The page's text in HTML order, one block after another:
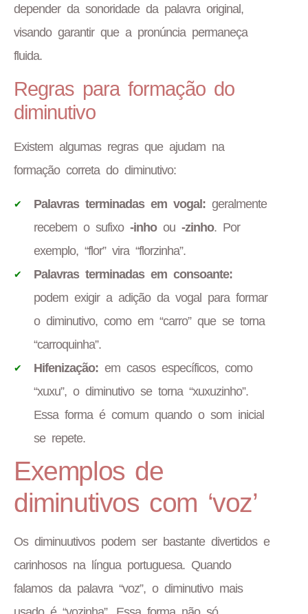
depender da sonoridade da palavra original,
visando garantir que a pronúncia permaneça
fluida.
Regras para formação do
diminutivo
Existem algumas regras que ajudam na
formação correta do diminutivo:
Palavras terminadas em vogal:geralmente
recebem o sufixo -inhoou -zinho. Por
exemplo, “flor” vira “florzinha”.
Palavras terminadas em consoante:
podem exigir a adição da vogal para formar
o diminutivo, como em “carro” que se torna
“carroquinha”.
Hifenização:em casos específicos, como
“xuxu”, o diminutivo se torna “xuxuzinho”.
Essa forma é comum quando o som inicial
se repete.
Exemplos de
diminutivos com ‘voz’
Os diminuutivos podem ser bastante divertidos e
carinhosos na língua portuguesa. Quando
falamos da palavra “voz”, o diminutivo mais